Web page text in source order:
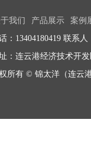
我们 产品展示
案例
：13404180419 联系
：连云港经济技术开
所有 © 锦太洋（连云